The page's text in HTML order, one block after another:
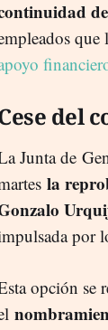
que
del
Junta de
la
por
opción se